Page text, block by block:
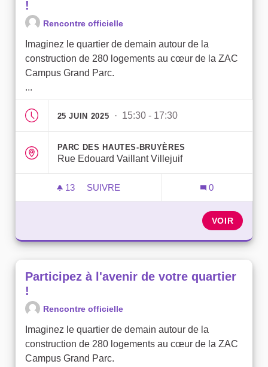
!
Rencontre officielle
Imaginez le quartier de demain autour de la
construction de 280 logements au cœur de la ZAC
Campus Grand Parc.
...
25 JUIN 2025 · 15:30 - 17:30
PARC DES HAUTES-BRUYÈRES
Rue Edouard Vaillant Villejuif
13 13 ABONNÉS
SUIVRE
0
VOIR
Participez à l'avenir de votre quartier
!
Rencontre officielle
Imaginez le quartier de demain autour de la
construction de 280 logements au cœur de la ZAC
Campus Grand Parc.